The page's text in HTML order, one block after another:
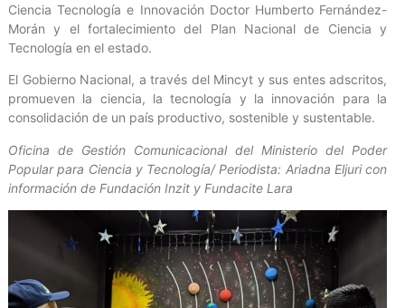
Ciencia Tecnología e Innovación Doctor Humberto Fernández-
Morán y el fortalecimiento del Plan Nacional de Ciencia y
Tecnología en el estado.
El Gobierno Nacional, a través del Mincyt y sus entes adscritos,
promueven la ciencia, la tecnología y la innovación para la
consolidación de un país productivo, sostenible y sustentable.
Oficina de Gestión Comunicacional del Ministerio del Poder
Popular para Ciencia y Tecnología/ Periodista: Ariadna Eljuri con
información de Fundación Inzit y Fundacite Lara